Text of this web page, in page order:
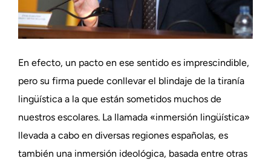
En efecto, un pacto en ese sentido es imprescindible,
pero su firma puede conllevar el blindaje de la tiranía
lingüística a la que están sometidos muchos de
nuestros escolares. La llamada «inmersión lingüística»
llevada a cabo en diversas regiones españolas, es
también una inmersión ideológica, basada entre otras